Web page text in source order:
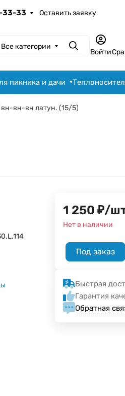
33-33 Оставить заявку
Все категории ПоискВойти
пикника и дачи
вн-вн-вн латун. (15/5)
1 250 ₽/
Нет в наличии
Под заказ
Быстрая
Гарантия
Обратная